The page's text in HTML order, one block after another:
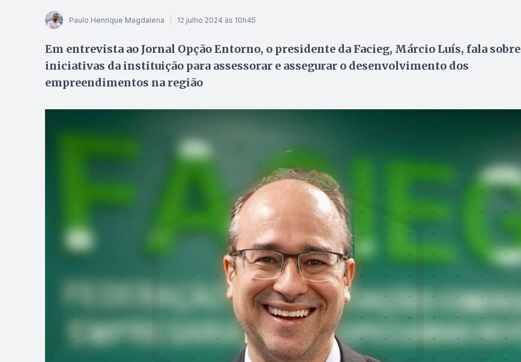
Paulo Henrique Magdalena 12 julho 2024 às 10h45
Em entrevista ao Jornal Opção Entorno, o presidente da Facieg, Márcio Luís, fala sobre
iniciativas da instituição para assessorar e assegurar o desenvolvimento dos
empreendimentos na região